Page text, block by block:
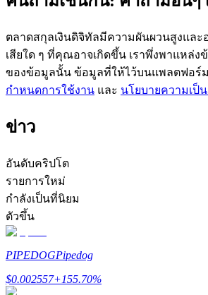
คัดลอกการซื้อขาย
เป็นเทรดเดอร์คัดลอก
เพลิดเพลินกับการแบ่งปันผลกำไร
ตลาดสกุลเงินดิจิทัลมีความผันผวนสูงและ
เสียใด ๆ ที่คุณอาจเกิดขึ้น เราพึ่งพาแหล่
ของข้อมูลนั้น ข้อมูลที่ให้ไว้บนแพลตฟอร์ม
กำหนดการใช้งาน และ นโยบายความเป็
ข่าว
อันดับคริปโต
รายการใหม่
กำลังเป็นที่นิยม
ตัวขึ้น
PIPEDOGPipedog
$0.002557+155.70%